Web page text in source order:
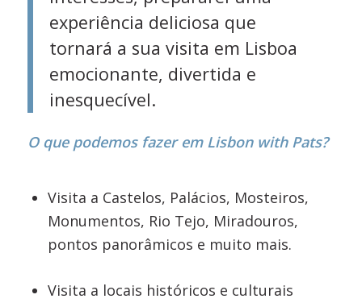
experiência deliciosa que
tornará a sua visita em Lisboa
emocionante, divertida e
inesquecível.
O que podemos fazer em Lisbon with Pats?
Visita a Castelos, Palácios, Mosteiros,
Monumentos, Rio Tejo, Miradouros,
pontos panorâmicos e muito mais.
Visita a locais históricos e culturais